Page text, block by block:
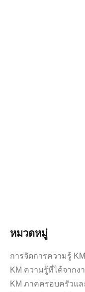
หมวดหมู่
การจัดการความรู้ KM
KM ความรู้ที่ได้จากง
KM ภาคครอบครัวแ